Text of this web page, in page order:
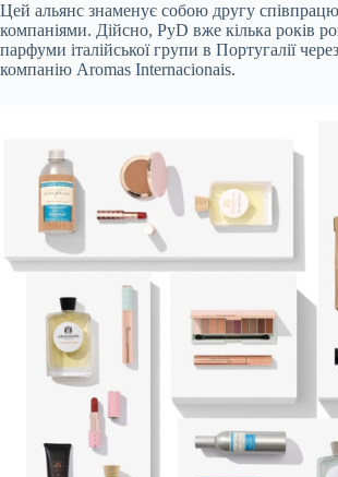
Цей альянс знаменує собою другу
компаніями. Дійсно, PyD вже кілька років
парфуми італійської групи в Португалії
компанію Aromas Internacionais.